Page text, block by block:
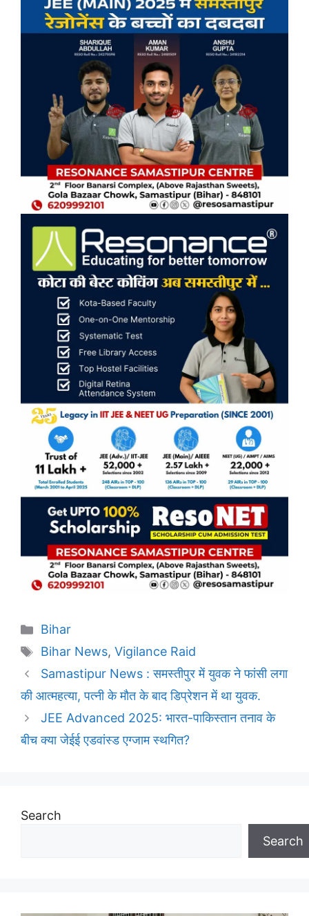
Categories
Bihar
Tags
Bihar News, Vigilance Raid
Samastipur News : समस्तीपुर में युवक ने फांसी लगा
की आत्महत्या, पत्नी के मौत के बाद डिप्रेशन में था युवक.
JEE Advanced 2025: भारत-पाकिस्तान तनाव के
बीच क्या जेईई एडवांस्ड एग्जाम स्थगित?
Search
Search